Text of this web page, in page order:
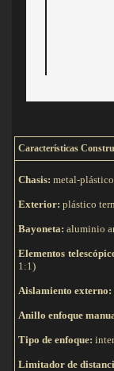
Características
Chasis: metal-
Exterior: plástico
Bayoneta: aluminio
Elementos
1:1)
Aislamiento externo:
Anillo enfoque
Tipo de enfoque:
Limitador de